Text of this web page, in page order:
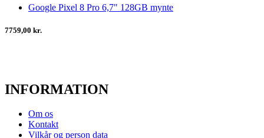
Google Pixel 8 Pro 6,7" 128GB mynte
7759,00 kr.
INFORMATION
Om os
Kontakt
Vilkår og person data